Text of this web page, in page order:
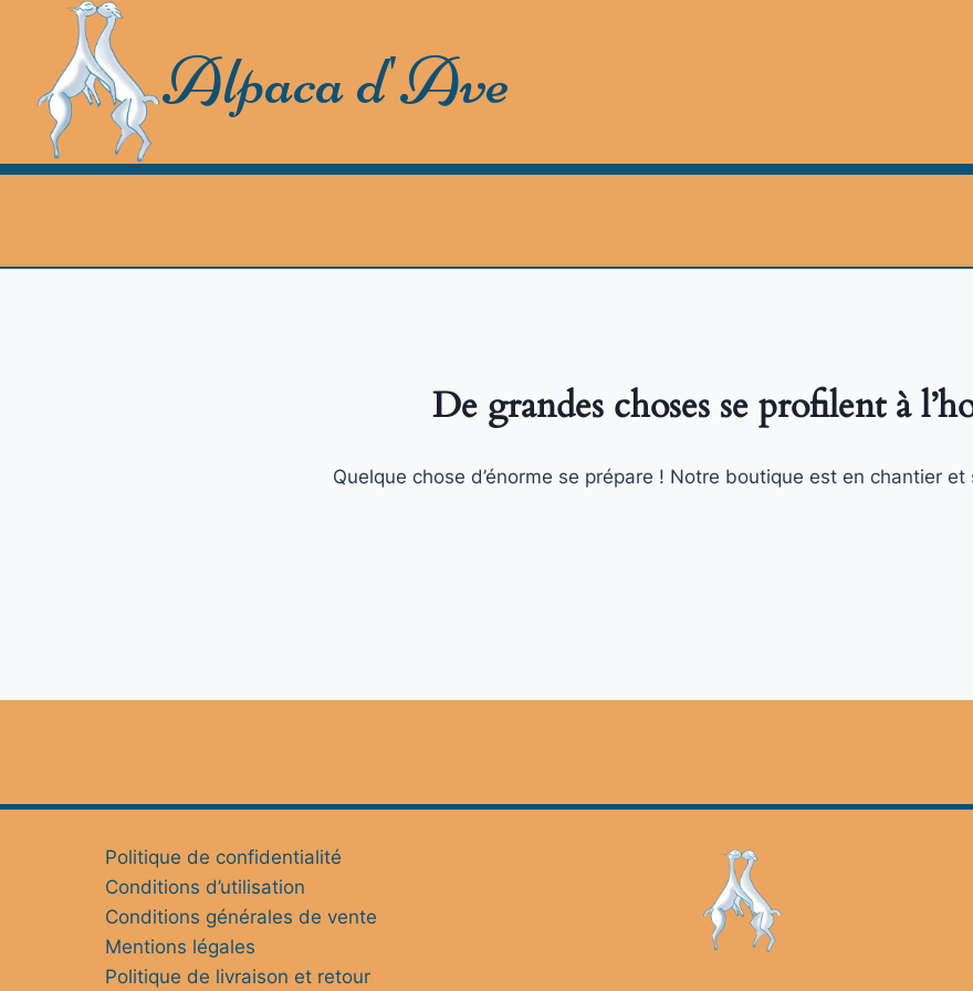
content
Alpaca d'Ave
De grandes choses se profilent à
Quelque chose d’énorme se prépare ! Notre boutique est en chantier
Politique de confidentialité
Conditions d’utilisation
Conditions générales de vente
Mentions légales
Politique de livraison et retour